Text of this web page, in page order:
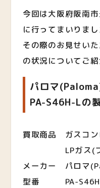
今回は大阪府阪南
に行ってまいりまし
その際のお見せい
の状況についてご
パロマ
PA-S46H-Lの
買取商品 ガスコ
LPガス(プロ
メーカー パロマ
型番 PA-